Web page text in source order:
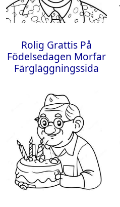
Rolig Grattis På
Födelsedagen Morfar
Färgläggningssida